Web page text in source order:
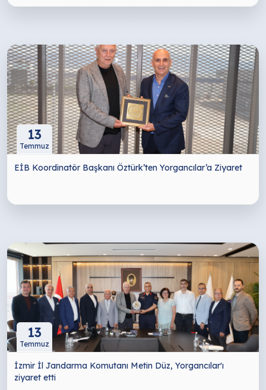
13
Temmuz
EİB Koordinatör Başkanı Öztürk’ten Yorgancılar’a Ziyaret
13
Temmuz
İzmir İl Jandarma Komutanı Metin Düz, Yorgancılar'ı
ziyaret etti